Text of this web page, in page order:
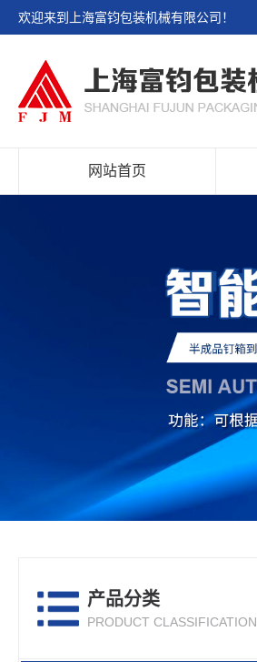
欢迎来到上海富钧包装机械有限公司！
网站首页
产品分类
PRODUCT CLASSIFICATION